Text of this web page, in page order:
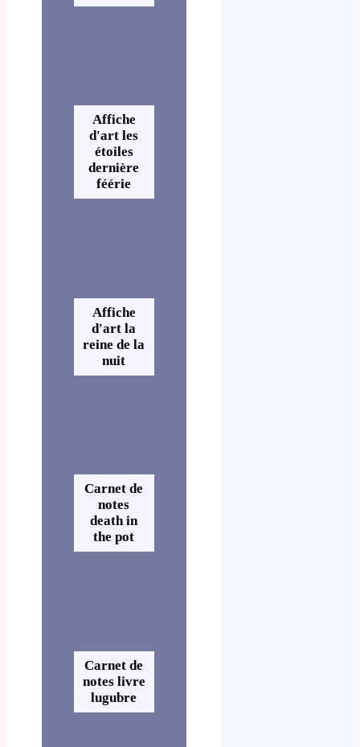
Affiche
d'art les
étoiles
dernière
féérie
Affiche
d'art la
reine de la
nuit
Carnet de
notes
death in
the pot
Carnet de
notes livre
lugubre